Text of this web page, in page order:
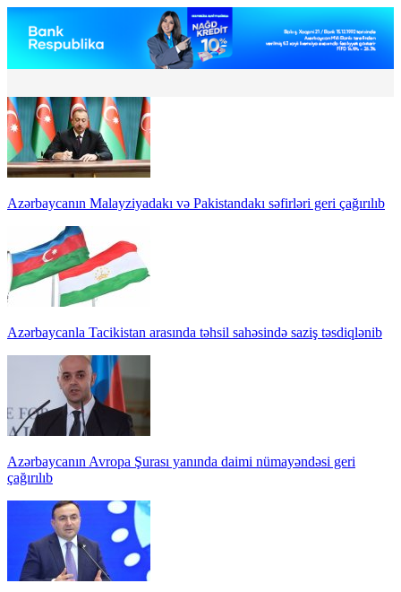
Azərbaycanın Malayziyadakı və Pakistandakı səfirləri geri çağırılıb
Azərbaycanla Tacikistan arasında təhsil sahəsində saziş təsdiqlənib
Azərbaycanın Avropa Şurası yanında daimi nümayəndəsi geri
çağırılıb